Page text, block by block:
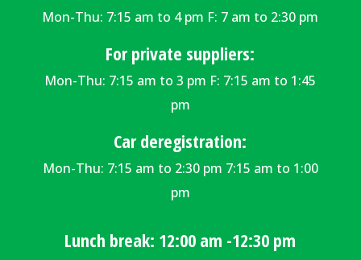
Mon-Thu: 7:15 am to 4 pm F: 7 am to 2:30 pm
For private suppliers:
Mon-Thu: 7:15 am to 3 pm F: 7:15 am to 1:45
pm
Car deregistration:
Mon-Thu: 7:15 am to 2:30 pm 7:15 am to 1:00
pm
Lunch break: 12:00 am -12:30 pm